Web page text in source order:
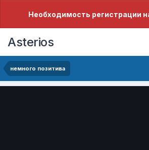
Необходимость регистрации
Asterios
немного позитива